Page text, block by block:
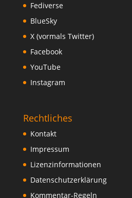
Fediverse
BlueSky
X (vormals Twitter)
Facebook
YouTube
Instagram
Rechtliches
Kontakt
Impressum
Lizenzinformationen
Datenschutzerklärung
Kommentar-Regeln